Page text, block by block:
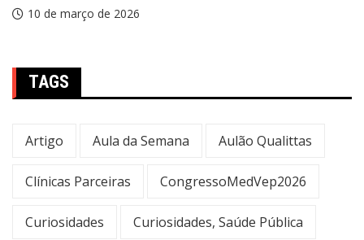
10 de março de 2026
TAGS
Artigo Aula da Semana Aulão Qualittas
Clínicas Parceiras CongressoMedVep2026
Curiosidades Curiosidades, Saúde Pública